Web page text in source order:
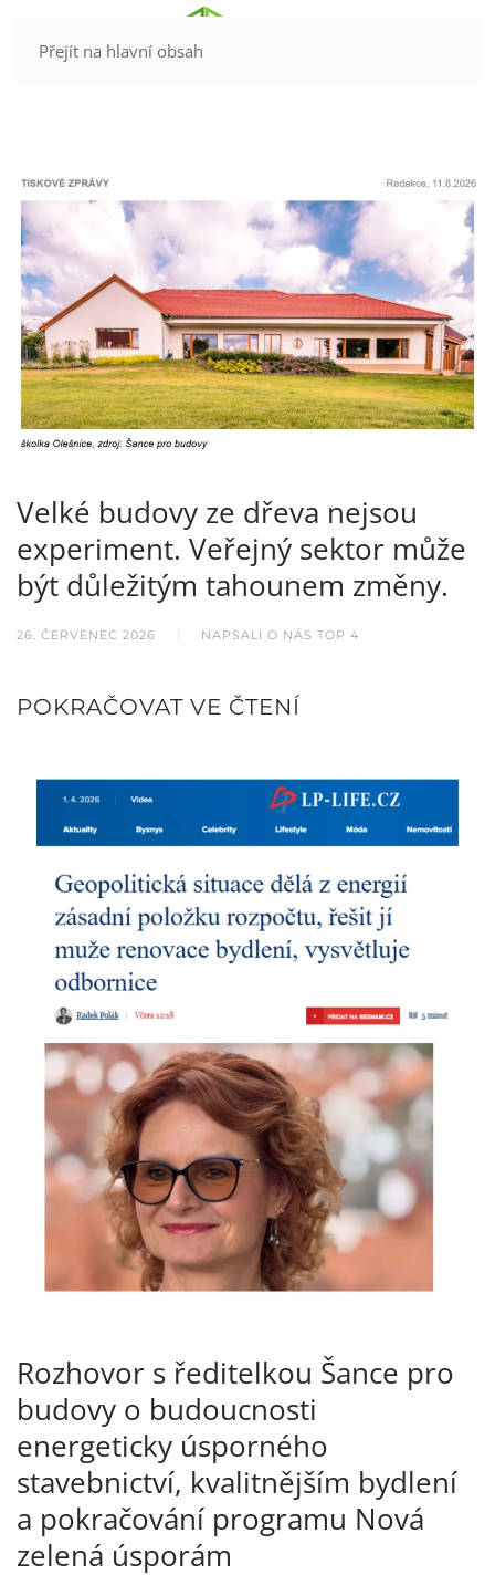
Přejít na hlavní obsah
Velké budovy ze dřeva nejsou
experiment. Veřejný sektor může
být důležitým tahounem změny.
26. ČERVENEC 2026 NAPSALI O NÁS TOP 4
POKRAČOVAT VE ČTENÍ
Rozhovor s ředitelkou Šance pro
budovy o budoucnosti
energeticky úsporného
stavebnictví, kvalitnějším bydlení
a pokračování programu Nová
zelená úsporám